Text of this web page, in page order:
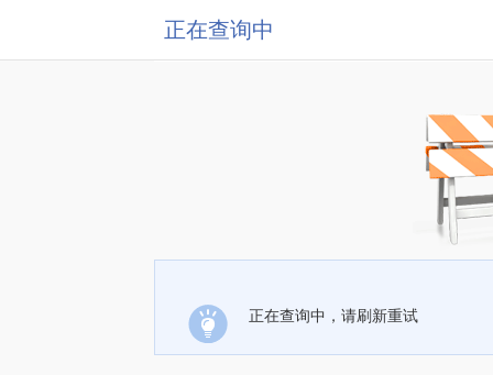
正在查询中
正在查询中，请刷新重试